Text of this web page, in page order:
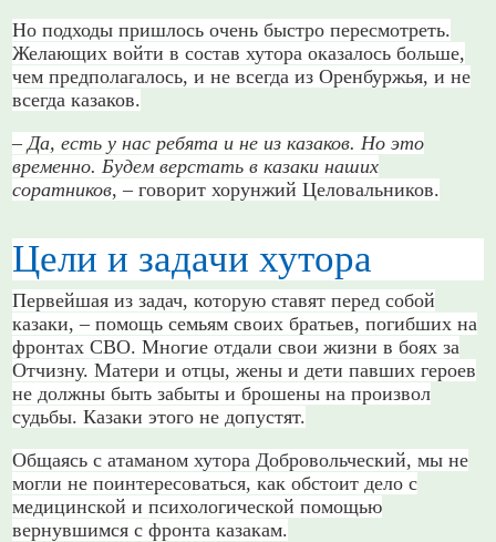
Но подходы пришлось очень быстро пересмотреть.
Желающих войти в состав хутора оказалось больше,
чем предполагалось, и не всегда из Оренбуржья, и не
всегда казаков.
– Да, есть у нас ребята и не из казаков. Но это
временно. Будем верстать в казаки наших
соратников, – говорит хорунжий Целовальников.
Цели и задачи хутора
Первейшая из задач, которую ставят перед собой
казаки, – помощь семьям своих братьев, погибших на
фронтах СВО. Многие отдали свои жизни в боях за
Отчизну. Матери и отцы, жены и дети павших героев
не должны быть забыты и брошены на произвол
судьбы. Казаки этого не допустят.
Общаясь с атаманом хутора Добровольческий, мы не
могли не поинтересоваться, как обстоит дело с
медицинской и психологической помощью
вернувшимся с фронта казакам.